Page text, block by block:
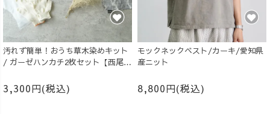
汚れず簡単！おうち草木染めキット
/ ガーゼハンカチ2枚セット【西尾の
3,300円(税込)
モックネックベスト/カーキ/愛知県
産ニット
8,800円(税込)